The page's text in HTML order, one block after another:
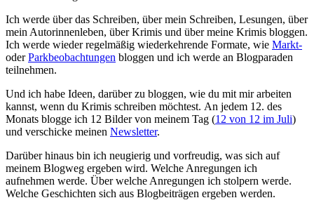
Ich werde über das Schreiben, über mein Schreiben, Lesungen, über
mein Autorinnenleben, über Krimis und über meine Krimis bloggen.
Ich werde wieder regelmäßig wiederkehrende Formate, wie Markt-
oderParkbeobachtungen bloggen und ich werde an Blogparaden
teilnehmen.
Und ich habe Ideen, darüber zu bloggen, wie du mit mir arbeiten
kannst, wenn du Krimis schreiben möchtest. An jedem 12. des
Monats blogge ich 12 Bilder von meinem Tag (12 von 12 im Juli)
und verschicke meinen Newsletter.
Darüber hinaus bin ich neugierig und vorfreudig, was sich auf
meinem Blogweg ergeben wird. Welche Anregungen ich
aufnehmen werde. Über welche Anregungen ich stolpern werde.
Welche Geschichten sich aus Blogbeiträgen ergeben werden.